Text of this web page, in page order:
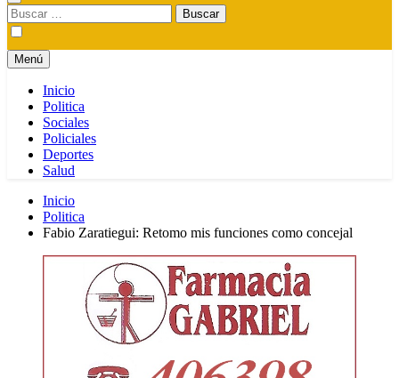
Buscar:
Menú
Inicio
Politica
Sociales
Policiales
Deportes
Salud
Inicio
Politica
Fabio Zaratiegui: Retomo mis funciones como concejal